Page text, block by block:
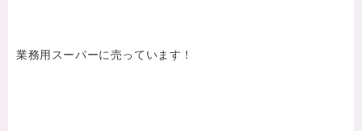
業務用スーパーに売っています！